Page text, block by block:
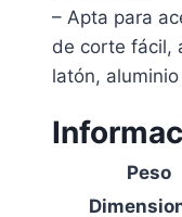
– Apta para
de corte fácil,
latón,
Peso